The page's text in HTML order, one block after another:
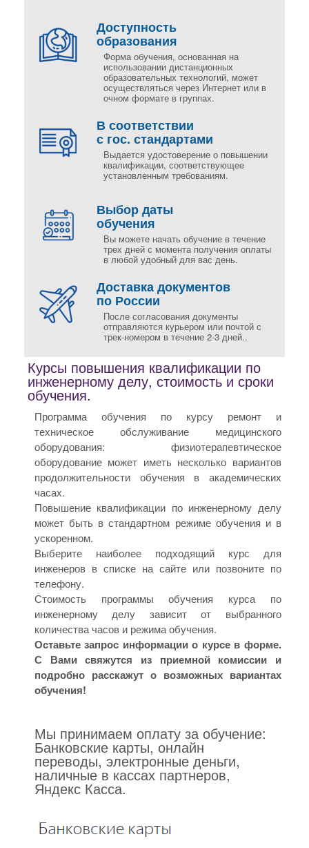
Доступность
образования
Форма обучения, основанная на
использовании дистанционных
образовательных технологий, может
осуществляться через Интернет или в
очном формате в группах.
В соответствии
с гос. стандартами
Выдается удостоверение о повышении
квалификации, соответствующее
установленным требованиям.
Выбор даты
обучения
Вы можете начать обучение в течение
трех дней с момента получения оплаты
в любой удобный для вас день.
Доставка документов
по России
После согласования документы
отправляются курьером или почтой с
трек-номером в течение 2-3 дней..
Курсы повышения квалификации по
инженерному делу, стоимость и сроки
обучения.
Программа обучения по курсу ремонт и
техническое обслуживание медицинского
оборудования: физиотерапевтическое
оборудование может иметь несколько вариантов
продолжительности обучения в академических
часах.
Повышение квалификации по инженерному делу
может быть в стандартном режиме обучения и в
ускоренном.
Выберите наиболее подходящий курс для
инженеров в списке на сайте или позвоните по
телефону.
Стоимость программы обучения курса по
инженерному делу зависит от выбранного
количества часов и режима обучения.
Оставьте запрос информации о курсе в форме.
С Вами свяжутся из приемной комиссии и
подробно расскажут о возможных вариантах
обучения!
Мы принимаем оплату за обучение:
Банковские карты, онлайн
переводы, электронные деньги,
наличные в кассах партнеров,
Яндекс Касса.